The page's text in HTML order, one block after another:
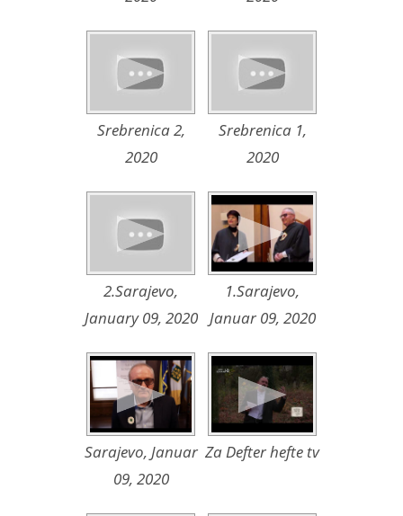
Srebrenica 2,
2020
Srebrenica 1,
2020
2.Sarajevo,
January 09, 2020
1.Sarajevo,
Januar 09, 2020
Sarajevo, Januar
09, 2020
Za Defter hefte tv